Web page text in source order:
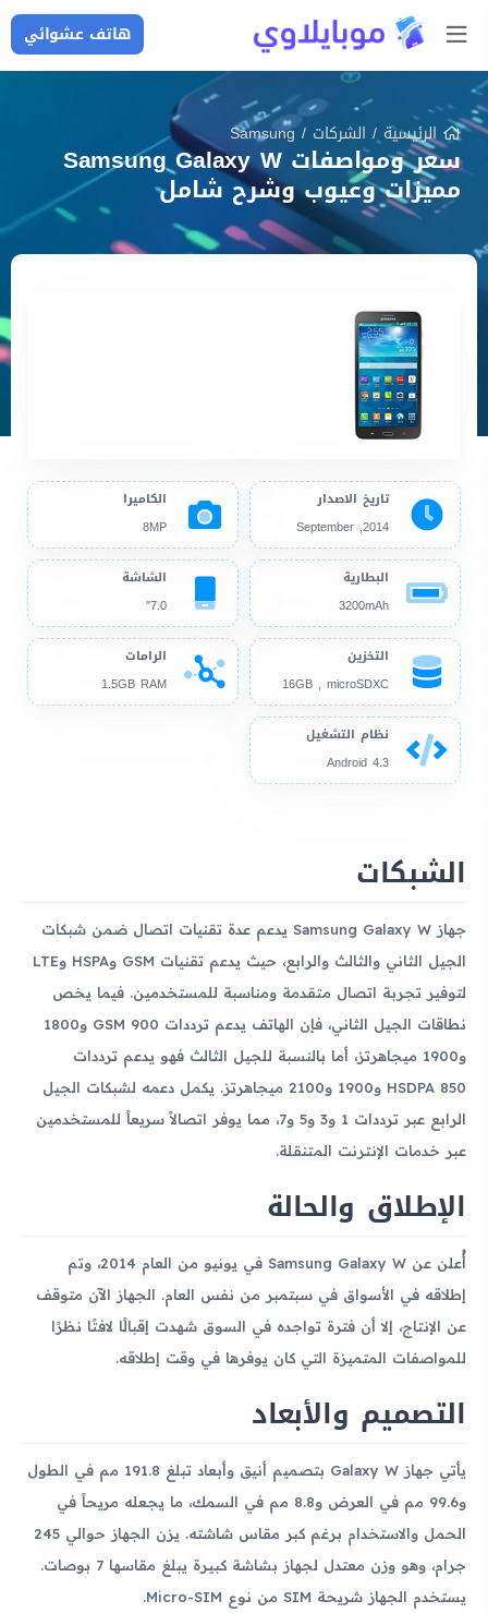
هاتف عشوائي
الرئيسية/ الشركات /
Samsung
سعر ومواصفات Samsung Galaxy W
مميزات وعيوب وشرح شامل
تاريخ الاصدار
2014, September
الكاميرا
8MP
البطارية
3200mAh
الشاشة
7.0"
التخزين
16GB , microSDXC
الرامات
1.5GB RAM
نظام التشغيل
Android 4.3
الشبكات
جهاز Samsung Galaxy W يدعم عدة تقنيات اتصال ضمن شبكات
الجيل الثاني والثالث والرابع، حيث يدعم تقنيات GSM وHSPA وLTE
لتوفير تجربة اتصال متقدمة ومناسبة للمستخدمين. فيما يخص
نطاقات الجيل الثاني، فإن الهاتف يدعم ترددات GSM 900 و1800
و1900 ميجاهرتز، أما بالنسبة للجيل الثالث فهو يدعم ترددات
HSDPA 850 و1900 و2100 ميجاهرتز. يكمل دعمه لشبكات الجيل
الرابع عبر ترددات 1 و3 و5 و7، مما يوفر اتصالاً سريعاً للمستخدمين
عبر خدمات الإنترنت المتنقلة.
الإطلاق والحالة
أُعلن عن Samsung Galaxy W في يونيو من العام 2014، وتم
إطلاقه في الأسواق في سبتمبر من نفس العام. الجهاز الآن متوقف
عن الإنتاج، إلا أن فترة تواجده في السوق شهدت إقبالًا لافتًا نظرًا
للمواصفات المتميزة التي كان يوفرها في وقت إطلاقه.
التصميم والأبعاد
يأتي جهاز Galaxy W بتصميم أنيق وأبعاد تبلغ 191.8 مم في الطول
و99.6 مم في العرض و8.8 مم في السمك، ما يجعله مريحاً في
الحمل والاستخدام برغم كبر مقاس شاشته. يزن الجهاز حوالي 245
جرام، وهو وزن معتدل لجهاز بشاشة كبيرة يبلغ مقاسها 7 بوصات.
يستخدم الجهاز شريحة SIM من نوع Micro-SIM.